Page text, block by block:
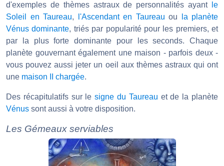
d'exemples de thèmes astraux de personnalités ayant
le
Soleil en Taureau, l'Ascendant en Taureau ou
la planète
Vénus dominante, triés par popularité pour les premiers, et
par la plus forte dominante pour les seconds. Chaque
planète gouvernant également une maison - parfois deux -
vous pouvez aussi jeter un oeil aux thèmes astraux qui ont
une maison II chargée.
Des récapitulatifs sur lesigne du Taureau et de la planète
Vénus sont aussi à votre disposition.
Les Gémeaux serviables